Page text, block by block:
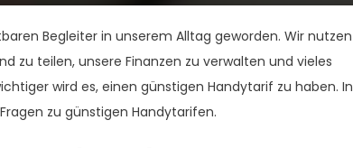
Begleiter in unserem Alltag geworden. Wir nutzen
zu teilen, unsere Finanzen zu verwalten und vieles
wird es, einen günstigen Handytarif zu haben. In
zu günstigen Handytarifen.